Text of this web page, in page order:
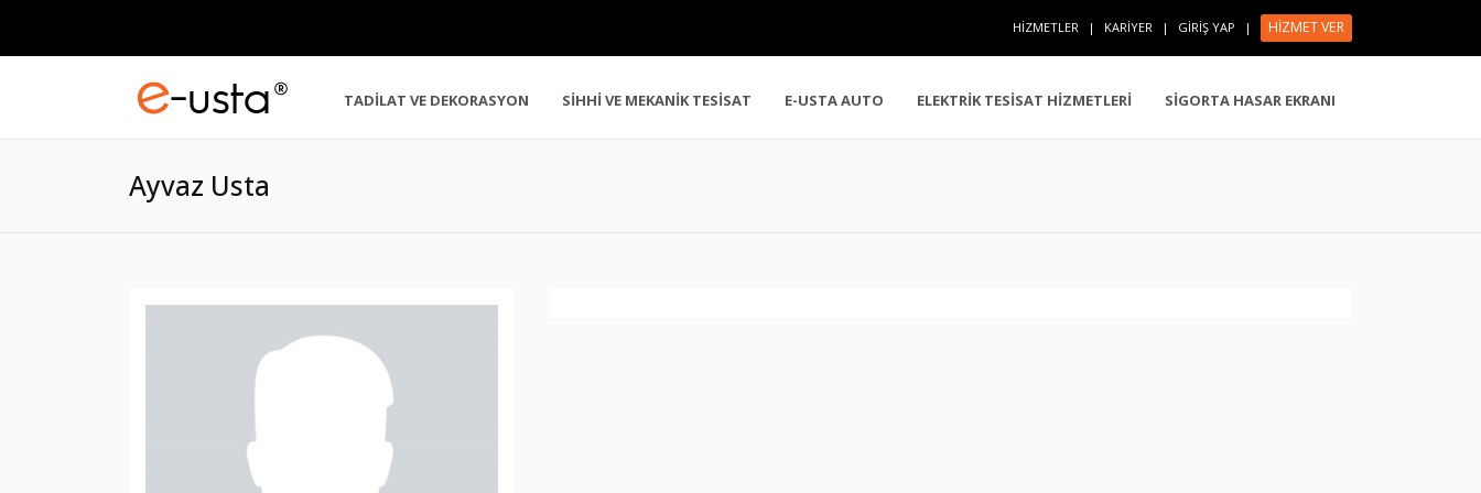
HİZMETLER | KARİYER | GİRİŞ YAP | HİZMET VER
TADİLAT VE DEKORASYON SİHHİ VE MEKANİK TESİSAT E-USTA AUTO ELEKTRİK TESİSAT HİZMETLERİ SİGORTA HASAR EKRANI
Ayvaz Usta